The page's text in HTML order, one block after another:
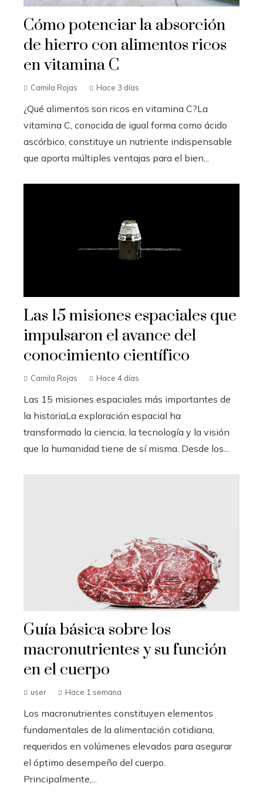
Cómo potenciar la absorción
de hierro con alimentos ricos
en vitamina C
Camila Rojas Hace 3 días
¿Qué alimentos son ricos en vitamina C?La
vitamina C, conocida de igual forma como ácido
ascórbico, constituye un nutriente indispensable
que aporta múltiples ventajas para el bien...
Las 15 misiones espaciales que
impulsaron el avance del
conocimiento científico
Camila Rojas Hace 4 días
Las 15 misiones espaciales más importantes de
la historiaLa exploración espacial ha
transformado la ciencia, la tecnología y la visión
que la humanidad tiene de sí misma. Desde los...
Guía básica sobre los
macronutrientes y su función
en el cuerpo
user Hace 1 semana
Los macronutrientes constituyen elementos
fundamentales de la alimentación cotidiana,
requeridos en volúmenes elevados para asegurar
el óptimo desempeño del cuerpo.
Principalmente,...